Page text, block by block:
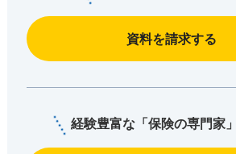
資料を請求する
経験豊富な「保険の専門家